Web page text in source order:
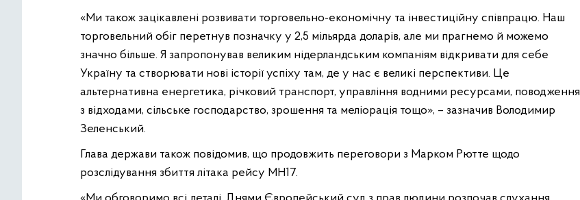
«Ми також зацікавлені розвивати торговельно-економічну та інвестиційну співпрацю. Наш
торговельний обіг перетнув позначку у 2,5 мільярда доларів, але ми прагнемо й можемо
значно більше. Я запропонував великим нідерландським компаніям відкривати для себе
Україну та створювати нові історії успіху там, де у нас є великі перспективи. Це
альтернативна енергетика, річковий транспорт, управління водними ресурсами, поводження
з відходами, сільське господарство, зрошення та меліорація тощо», – зазначив Володимир
Зеленський.
Глава держави також повідомив, що продовжить переговори з Марком Рютте щодо
розслідування збиття літака рейсу MH17.